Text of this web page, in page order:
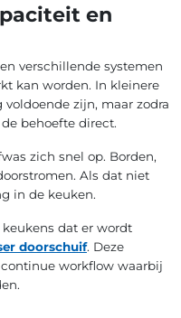
en
verschillende systemen
kan worden. In kleinere
zijn, maar zodra
behoefte direct.
zich snel op. Borden,
Als dat niet
in de keuken.
dat er wordt
doorschuif. Deze
workflow waarbij